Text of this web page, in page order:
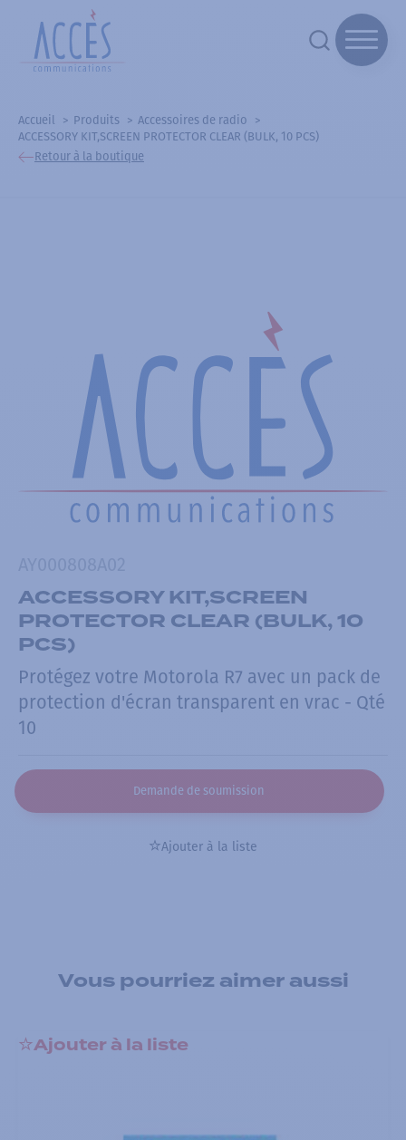
Accueil Produits
Accessoires de radio
ACCESSORY KIT,SCREEN PROTECTOR CLEAR (BULK, 10 PCS)
Retour à la boutique
ACCESSORY KIT,SCREEN
PROTECTOR CLEAR (BULK, 10
PCS)
Protégez votre Motorola R7 avec un pack de
protection d'écran transparent en vrac - Qté
10
Demande de soumission
Ajouter à la liste
Vous pourriez aimer aussi
Ajouter à la liste